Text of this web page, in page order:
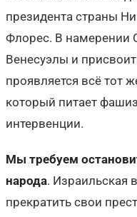
президента страны
Флорес. В намерении
Венесуэлы и
проявляется всё тот
который питает
интервенции.
Мы требуем
народа. Израильская
прекратить свои